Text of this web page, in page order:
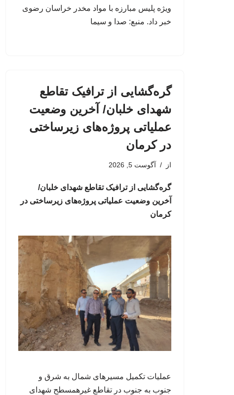
ویژه پلیس مبارزه با مواد مخدر خراسان رضوی
خبر داد. منبع: صدا و سیما
گره‌گشایی از ترافیک تقاطع
شهدای خلبان/ آخرین وضعیت
عملیاتی پروژه‌های زیرساختی
در کرمان
از آگوست 5, 2026
گره‌گشایی از ترافیک تقاطع شهدای خلبان/
آخرین وضعیت عملیاتی پروژه‌های زیرساختی در
کرمان
عملیات تکمیل مسیرهای شمال به شرق و
جنوب به جنوب در تقاطع غیرهمسطح شهدای